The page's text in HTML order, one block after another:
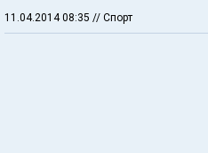
11.04.2014 08:35 // Спорт